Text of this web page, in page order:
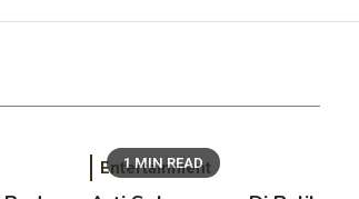
1 MIN READ
Entertainment